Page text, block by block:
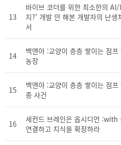
13
바이브 코더를 위한 최소한의
지?' 개발 안 해본 개발자의 난생
서
14
백앤아 :교양이 층층 쌓이는 점
농장
15
백앤아 :교양이 층층 쌓이는 점
종 사건
16
세컨드 브레인은 옵시디언 :with
연결하고 지식을 확장하라